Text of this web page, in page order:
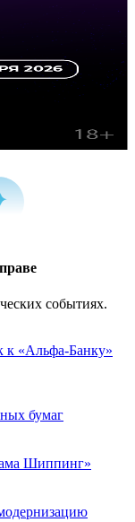
событиях.
к «Альфа-Банку»
бумаг
Шиппинг»